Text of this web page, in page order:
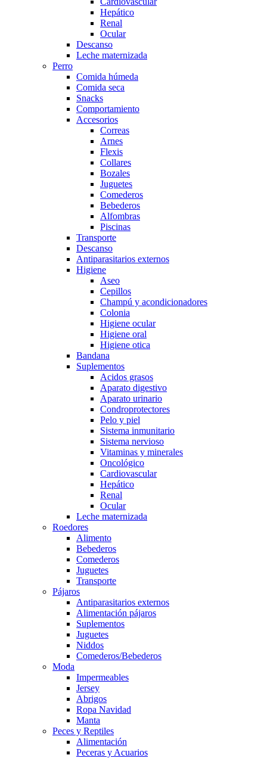
Hepático
Renal
Ocular
Descanso
Leche maternizada
Perro
Comida húmeda
Comida seca
Snacks
Comportamiento
Accesorios
Correas
Arnes
Flexis
Collares
Bozales
Juguetes
Comederos
Bebederos
Alfombras
Piscinas
Transporte
Descanso
Antiparasitarios externos
Higiene
Aseo
Cepillos
Champú y acondicionadores
Colonia
Higiene ocular
Higiene oral
Higiene otica
Bandana
Suplementos
Acidos grasos
Aparato digestivo
Aparato urinario
Condroprotectores
Pelo y piel
Sistema inmunitario
Sistema nervioso
Vitaminas y minerales
Oncológico
Cardiovascular
Hepático
Renal
Ocular
Leche maternizada
Roedores
Alimento
Bebederos
Comederos
Juguetes
Transporte
Pájaros
Antiparasitarios externos
Alimentación pájaros
Suplementos
Juguetes
Niddos
Comederos/Bebederos
Moda
Impermeables
Jersey
Abrigos
Ropa Navidad
Manta
Peces y Reptiles
Alimentación
Peceras y Acuarios